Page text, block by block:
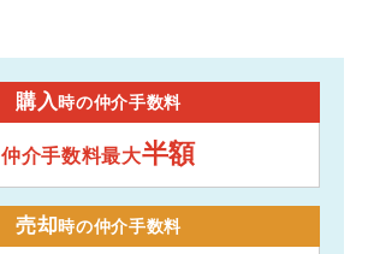
購入時の仲介手数料
仲介手数料最大半額
売却時の仲介手数料